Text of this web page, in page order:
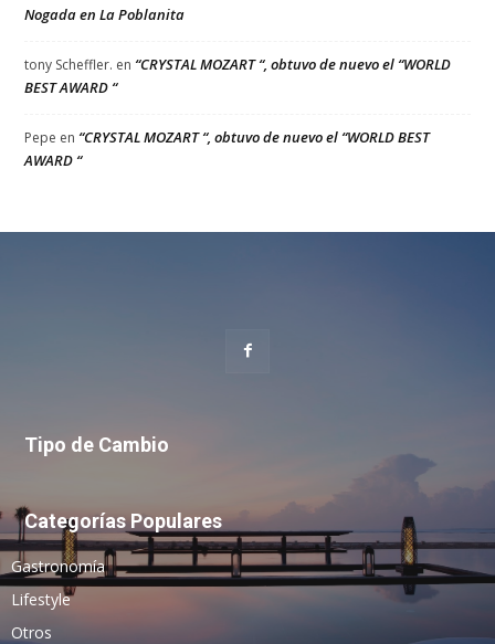
Nogada en La Poblanita
tony Scheffler. en “CRYSTAL MOZART “, obtuvo de nuevo el “WORLD
BEST AWARD “
Pepe en “CRYSTAL MOZART “, obtuvo de nuevo el “WORLD BEST
AWARD “
Tipo de Cambio
Categorías Populares
Gastronomía
Lifestyle
Otros